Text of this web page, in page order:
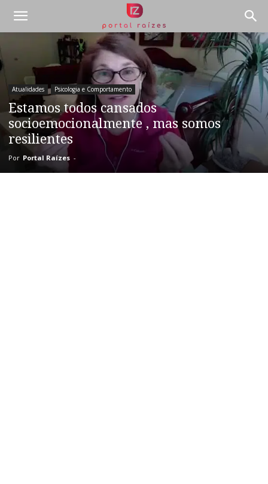
Atualidades Psicologia e Comportamento
Estamos todos cansados
socioemocionalmente , mas somos
resilientes
Por Portal Raízes -